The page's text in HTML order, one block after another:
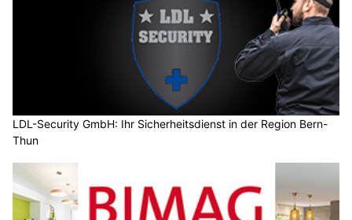
LDL-Security GmbH: Ihr Sicherheitsdienst in der Region Bern-
Thun